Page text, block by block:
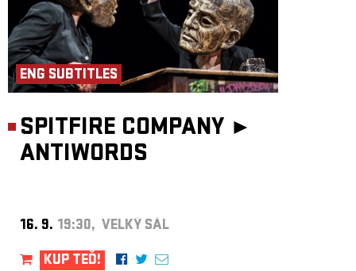
ENG SUBTITLES
SPITFIRE COMPANY ►
ANTIWORDS
16. 9. 19:30, VELKÝ SÁL
KUP TEĎ!